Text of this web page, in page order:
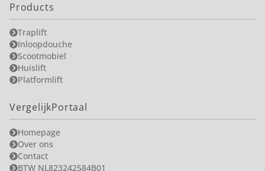
Products
Traplift
Inloopdouche
Scootmobiel
Huislift
Platformlift
VergelijkPortaal
Homepage
Over ons
Contact
BTW NL823242584B01